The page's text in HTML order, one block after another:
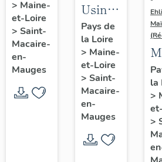
Chaussures
> Maine-
et-Loire
> Saint-
Macaire-
en-
Mauges
Usine
de
chaussures
Repussard-
Chupin,
22 rue
d'Anjou
Pays de
la Loire
> Maine-
et-Loire
> Saint-
Macaire-
en-
Mauges
d'
la
>
>